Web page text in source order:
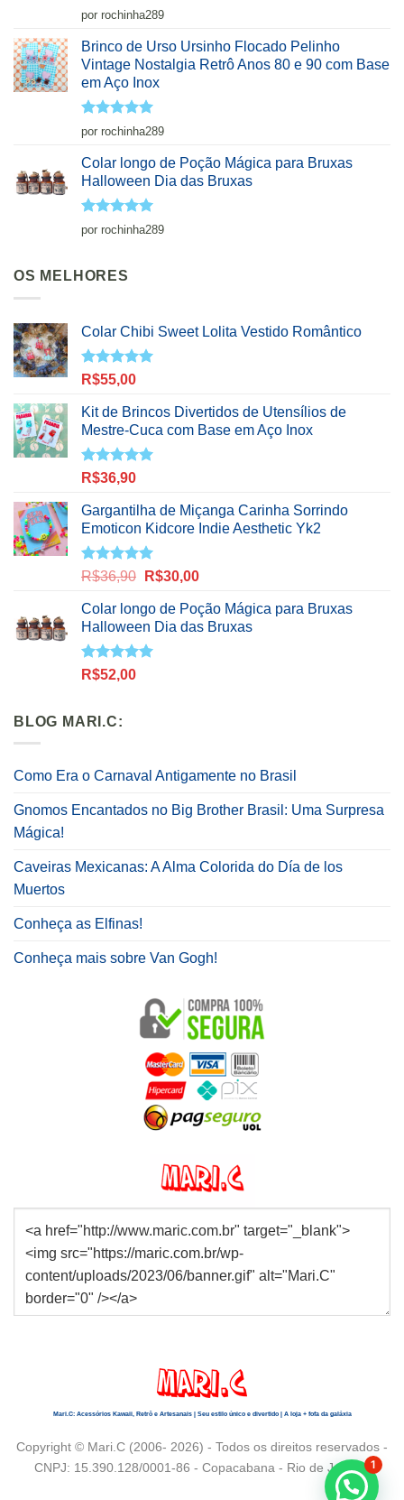
Avaliação5
de 5
por rochinha289
Brinco de Urso Ursinho Flocado Pelinho
Vintage Nostalgia Retrô Anos 80 e 90 com Base
em Aço Inox
Avaliação5
de 5
por rochinha289
Colar longo de Poção Mágica para Bruxas
Halloween Dia das Bruxas
Avaliação5
de 5
por rochinha289
OS MELHORES
Colar Chibi Sweet Lolita Vestido Romântico
Avaliação
R$55,00
Kit de Brincos Divertidos de Utensílios de
Mestre-Cuca com Base em Aço Inox
Avaliação
R$36,90
Gargantilha de Miçanga Carinha Sorrindo
Emoticon Kidcore Indie Aesthetic Yk2
Avaliação
R$36,90 O
original
era:
R$36,90.
R$30,00O
atual
é:
Colar longo de Poção Mágica para Bruxas
Halloween Dia das Bruxas
Avaliação
R$52,00
BLOG MARI.C:
Como Era o Carnaval Antigamente no Brasil
Gnomos Encantados no Big Brother Brasil: Uma Surpresa
Mágica!
Caveiras Mexicanas: A Alma Colorida do Día de los
Muertos
Conheça as Elfinas!
Conheça mais sobre Van Gogh!
Mari.C: Acessórios Kawaii, Retrô e Artesanais | Seu estilo único e divertido | A loja + fofa da galáxia
Copyright © Mari.C (2006- 2026) - Todos os direitos reservados -
CNPJ: 15.390.128/0001-86 - Copacabana - Rio de Janeiro 1